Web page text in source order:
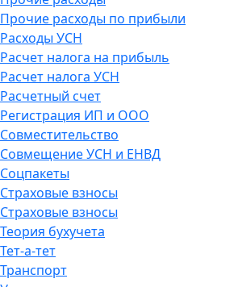
Прочие расходы по прибыли
Расходы УСН
Расчет налога на прибыль
Расчет налога УСН
Расчетный счет
Регистрация ИП и ООО
Совместительство
Совмещение УСН и ЕНВД
Соцпакеты
Страховые взносы
Страховые взносы
Теория бухучета
Тет-а-тет
Транспорт